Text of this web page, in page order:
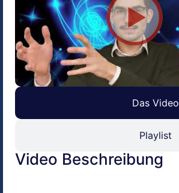
Das Video
Playlist
Video Beschreibung